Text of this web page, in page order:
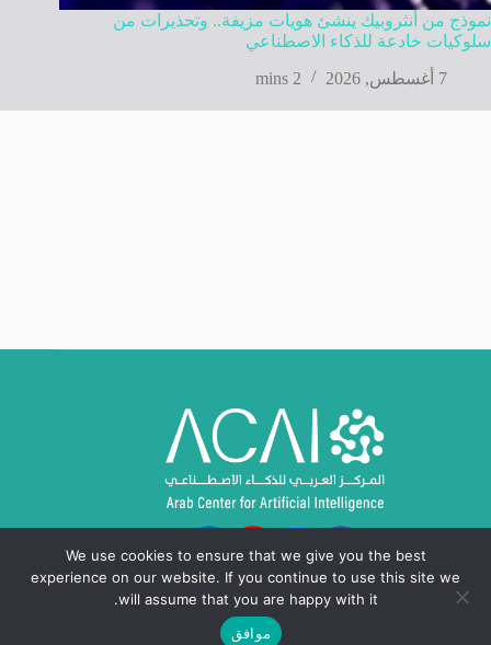
نموذج من أنثروبيك ينشئ هويات مزيفة.. وتحذيرات من
سلوكيات خادعة للذكاء الاصطناعي
7 أغسطس, 2026
2 mins
حقوق النشر © 2024 - 2026، المركز العربي للذكاء
We use cookies to ensure that we give you the best
experience on our website. If you continue to use this site we
will assume that you are happy with it.
موافق